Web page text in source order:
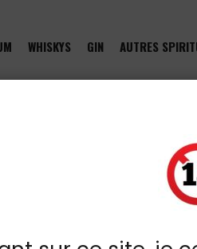
WHISKYS GIN AUTRES